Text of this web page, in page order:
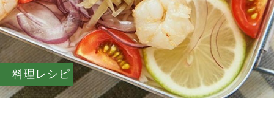
料理レシピ